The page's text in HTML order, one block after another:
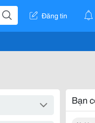
Đăng tin
Bạn